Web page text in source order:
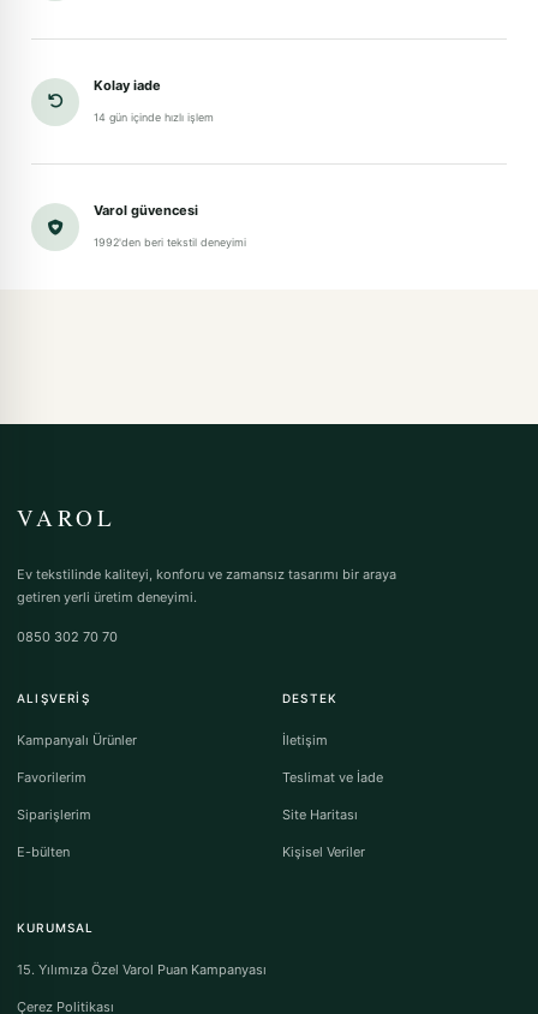
Kolay iade
14 gün içinde hızlı işlem
Varol güvencesi
1992'den beri tekstil deneyimi
VAROL
Ev tekstilinde kaliteyi, konforu ve zamansız tasarımı bir araya
getiren yerli üretim deneyimi.
0850 302 70 70
ALIŞVERIŞ
Kampanyalı Ürünler
Favorilerim
Siparişlerim
E-bülten
DESTEK
İletişim
Teslimat ve İade
Site Haritası
Kişisel Veriler
KURUMSAL
15. Yılımıza Özel Varol Puan Kampanyası
Çerez Politikası